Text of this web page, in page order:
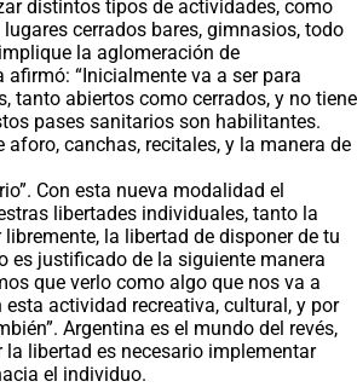
distintos tipos de actividades, como
cerrados bares, gimnasios, todo
la aglomeración de
afirmó: “Inicialmente va a ser para
tanto abiertos como cerrados, y no tiene
pases sanitarios son habilitantes.
aforo, canchas, recitales, y la manera de
Con esta nueva modalidad el
libertades individuales, tanto la
la libertad de disponer de tu
es justificado de la siguiente manera
que verlo como algo que nos va a
actividad recreativa, cultural, y por
Argentina es el mundo del revés,
libertad es necesario implementar
el individuo.